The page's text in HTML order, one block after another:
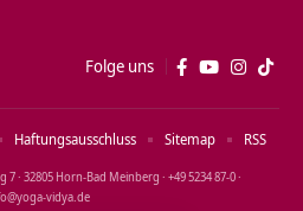
Folge uns
· 32805 Horn‑Bad Meinberg · +49 5234 87‑0 ·
Haftungsausschluss Sitemap RSS